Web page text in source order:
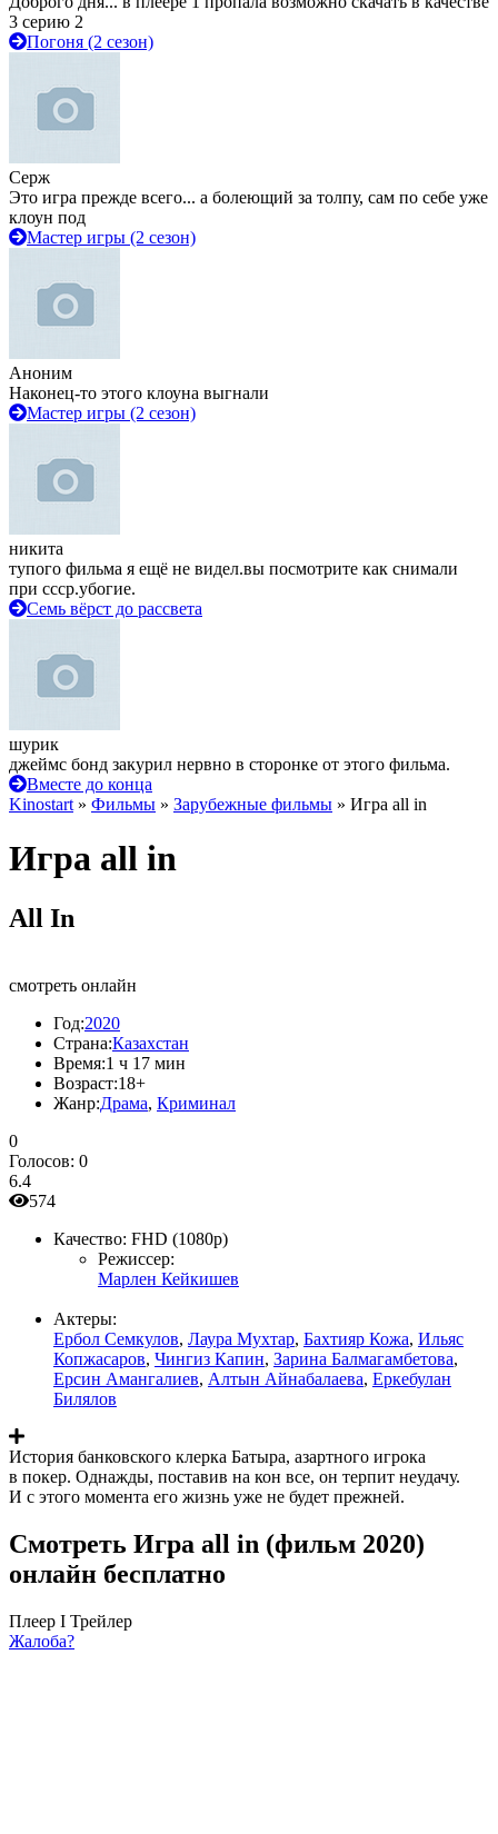
3 серию 2
Погоня (2 сезон)
Серж
Это игра прежде всего... а болеющий за толпу, сам по себе уже
клоун под
Мастер игры (2 сезон)
Аноним
Наконец-то этого клоуна выгнали
Мастер игры (2 сезон)
никита
тупого фильма я ещё не видел.вы посмотрите как снимали
при ссср.убогие.
Семь вёрст до рассвета
шурик
джеймс бонд закурил нервно в сторонке от этого фильма.
Вместе до конца
Kinostart » Фильмы » Зарубежные фильмы » Игра all in
Игра all in
All In
смотреть онлайн
Год:2020
Страна:Казахстан
Время:1 ч 17 мин
Возраст:18+
Жанр:Драма, Криминал
0
Голосов: 0
6.4
574
Качество: FHD (1080p)
Режиссер:
Марлен Кейкишев
Актеры:
Ербол Семкулов, Лаура Мухтар, Бахтияр Кожа, Ильяс
Копжасаров, Чингиз Капин, Зарина Балмагамбетова,
Ерсин Амангалиев, Алтын Айнабалаева, Еркебулан
Билялов
История банковского клерка Батыра, азартного игрока
в покер. Однажды, поставив на кон все, он терпит неудачу.
И с этого момента его жизнь уже не будет прежней.
Смотреть Игра all in (фильм 2020)
онлайн бесплатно
Плеер I Трейлер
Жалоба?